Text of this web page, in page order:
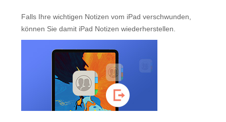
Falls Ihre wichtigen Notizen vom iPad verschwunden,
können Sie damit iPad Notizen wiederherstellen.